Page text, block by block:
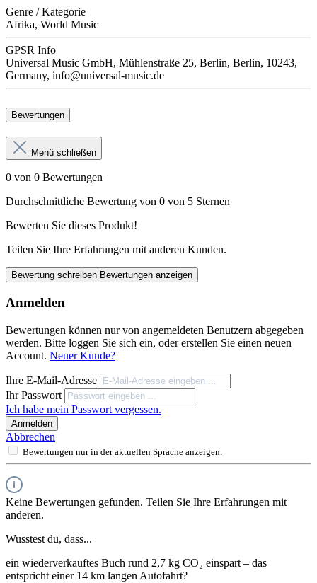
Genre / Kategorie
Afrika, World Music
GPSR Info
Universal Music GmbH, Mühlenstraße 25, Berlin, Berlin, 10243,
Germany, info@universal-music.de
Bewertungen
Menü schließen
0 von 0 Bewertungen
Durchschnittliche Bewertung von 0 von 5 Sternen
Bewerten Sie dieses Produkt!
Teilen Sie Ihre Erfahrungen mit anderen Kunden.
Bewertung schreiben Bewertungen anzeigen
Anmelden
Bewertungen können nur von angemeldeten Benutzern abgegeben
werden. Bitte loggen Sie sich ein, oder erstellen Sie einen neuen
Account. Neuer Kunde?
Ihre E-Mail-Adresse
Ihr Passwort
Ich habe mein Passwort vergessen.
Anmelden
Abbrechen
Bewertungen nur in der aktuellen Sprache anzeigen.
Keine Bewertungen gefunden. Teilen Sie Ihre Erfahrungen mit
anderen.
Wusstest du, dass...
ein wiederverkauftes Buch rund 2,7 kg CO₂ einspart – das
entspricht einer 14 km langen Autofahrt?